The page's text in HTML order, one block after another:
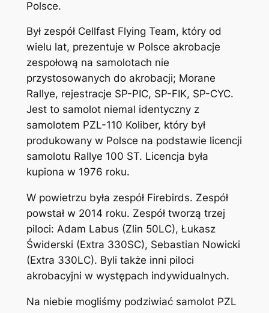
Polsce.
Był zespół Cellfast Flying Team, który od
wielu lat, prezentuje w Polsce akrobacje
zespołową na samolotach nie
przystosowanych do akrobacji; Morane
Rallye, rejestracje SP-PIC, SP-FIK, SP-CYC.
Jest to samolot niemal identyczny z
samolotem PZL-110 Koliber, który był
produkowany w Polsce na podstawie licencji
samolotu Rallye 100 ST. Licencja była
kupiona w 1976 roku.
W powietrzu była zespół Firebirds. Zespół
powstał w 2014 roku. Zespół tworzą trzej
piloci: Adam Labus (Zlin 50LC), Łukasz
Świderski (Extra 330SC), Sebastian Nowicki
(Extra 330LC). Byli także inni piloci
akrobacyjni w występach indywidualnych.
Na niebie mogliśmy podziwiać samolot PZL